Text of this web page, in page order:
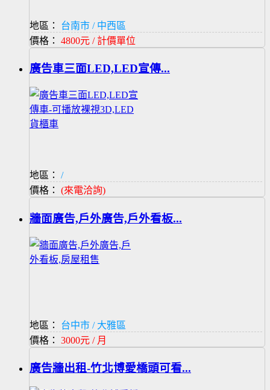
地區：
台南市 / 中西區
價格： 4800元 / 計價單位
廣告車三面LED,LED宣傳...
地區：
/
價格： (來電洽詢)
牆面廣告,戶外廣告,戶外看板...
地區：
台中市 / 大雅區
價格： 3000元 / 月
廣告牆出租-竹北博愛橋頭可看...